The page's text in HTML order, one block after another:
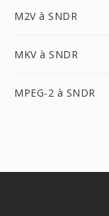
M2V à SNDR
MKV à SNDR
MPEG-2 à SNDR